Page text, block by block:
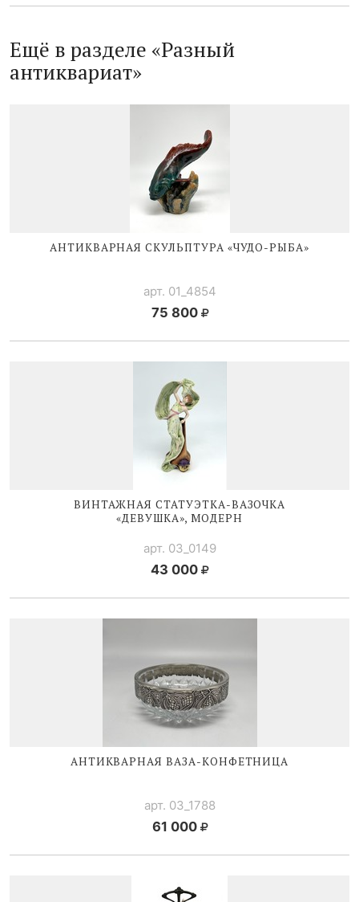
Ещё в разделе «Разный
антиквариат»
АНТИКВАРНАЯ СКУЛЬПТУРА «ЧУДО-РЫБА»
арт. 01_4854
75 800
ВИНТАЖНАЯСТАТУЭТКА-ВАЗОЧКА
«ДЕВУШКА», МОДЕРН
арт. 03_0149
43 000
АНТИКВАРНАЯВАЗА-КОНФЕТНИЦА
арт. 03_1788
61 000